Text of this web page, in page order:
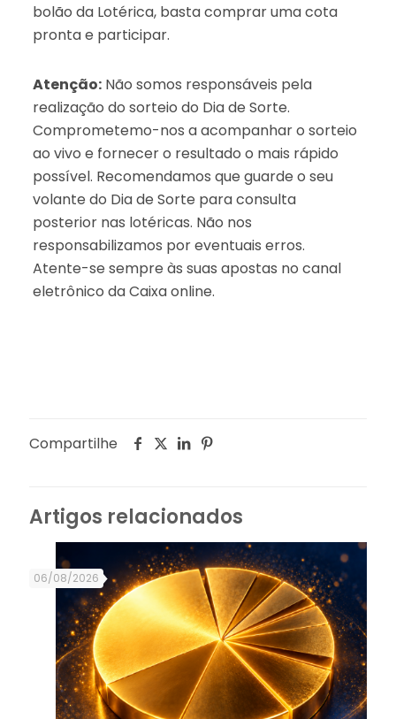
bolão da Lotérica, basta comprar uma cota
pronta e participar.
Atenção:Não somos responsáveis pela
realização do sorteio do Dia de Sorte.
Comprometemo-nos a acompanhar o sorteio
ao vivo e fornecer o resultado o mais rápido
possível. Recomendamos que guarde o seu
volante do Dia de Sorte para consulta
posterior nas lotéricas. Não nos
responsabilizamos por eventuais erros.
Atente-se sempre às suas apostas no canal
eletrônico da Caixa online.
Compartilhe
Artigos relacionados
06/08/2026